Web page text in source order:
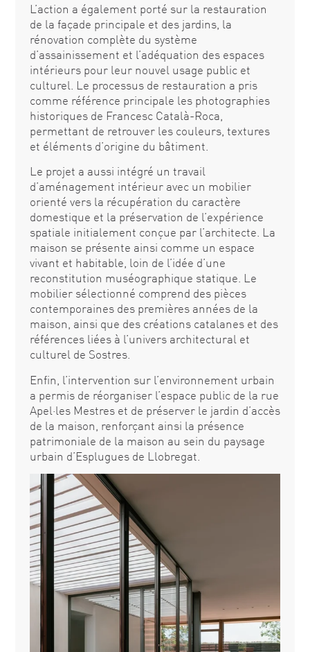
L’action a également porté sur la restauration
de la façade principale et des jardins, la
rénovation complète du système
d’assainissement et l’adéquation des espaces
intérieurs pour leur nouvel usage public et
culturel. Le processus de restauration a pris
comme référence principale les photographies
historiques de Francesc Català-Roca,
permettant de retrouver les couleurs, textures
et éléments d’origine du bâtiment.
Le projet a aussi intégré un travail
d’aménagement intérieur avec un mobilier
orienté vers la récupération du caractère
domestique et la préservation de l’expérience
spatiale initialement conçue par l’architecte. La
maison se présente ainsi comme un espace
vivant et habitable, loin de l’idée d’une
reconstitution muséographique statique. Le
mobilier sélectionné comprend des pièces
contemporaines des premières années de la
maison, ainsi que des créations catalanes et des
références liées à l’univers architectural et
culturel de Sostres.
Enfin, l’intervention sur l’environnement urbain
a permis de réorganiser l’espace public de la rue
Apel·les Mestres et de préserver le jardin d’accès
de la maison, renforçant ainsi la présence
patrimoniale de la maison au sein du paysage
urbain d’Esplugues de Llobregat.